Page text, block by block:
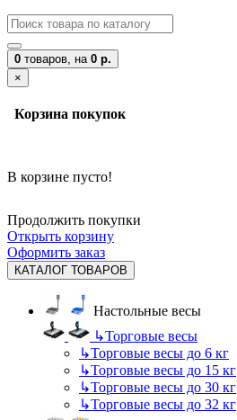
0 товаров, на 0 р.
×
Корзина покупок
В корзине пусто!
Продолжить покупки
Открыть корзину
Оформить заказ
КАТАЛОГ ТОВАРОВ
Настольные весы
↳Торговые весы
↳Торговые весы до 6 кг
↳Торговые весы до 15 кг
↳Торговые весы до 30 кг
↳Торговые весы до 32 кг